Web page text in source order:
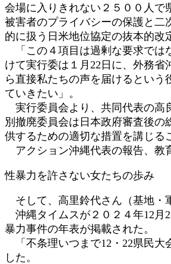
会場に入りきれない２５００人で
被害者のプライバシーの保護と二
的に扱う日米地位協定の抜本的改
「この４項目は過剰な要求では
けて実行委は１月22日に、外務
ら直接私たちの声を届けるとい
ていきたい」。
実行委員会より、共同代表の高
別撤廃委員会は日本政府審査後の
供するための適切な措置を講じる
アクション沖縄代表の報告、教
性暴力を許さない女たちの歩み
そして、高里鈴代さん（基地・
沖縄タイムスが２０２４年12月
暴力事件の年表が掲載された。
「不条理いつまで12・22県民大
した。